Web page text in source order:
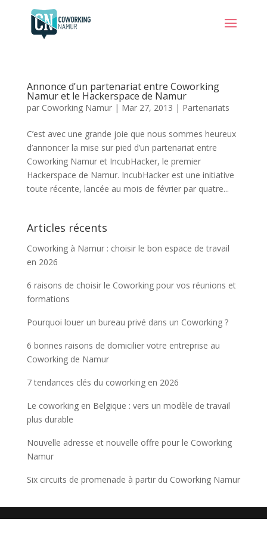
Annonce d’un partenariat entre Coworking
Namur et le Hackerspace de Namur
par Coworking Namur| Mar 27, 2013 | Partenariats
C’est avec une grande joie que nous sommes heureux
d’annoncer la mise sur pied d’un partenariat entre
Coworking Namur et IncubHacker, le premier
Hackerspace de Namur. IncubHacker est une initiative
toute récente, lancée au mois de février par quatre...
Articles récents
Coworking à Namur : choisir le bon espace de travail
en 2026
6 raisons de choisir le Coworking pour vos réunions et
formations
Pourquoi louer un bureau privé dans un Coworking ?
6 bonnes raisons de domicilier votre entreprise au
Coworking de Namur
7 tendances clés du coworking en 2026
Le coworking en Belgique : vers un modèle de travail
plus durable
Nouvelle adresse et nouvelle offre pour le Coworking
Namur
Six circuits de promenade à partir du Coworking Namur